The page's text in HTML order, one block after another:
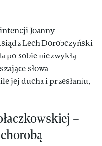
Joanny
Lech Dorobczyński
po sobie niezwykłą
słowa
jej ducha i przesłaniu,
–